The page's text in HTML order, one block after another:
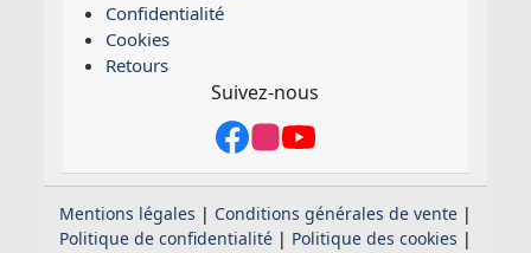
Confidentialité
Cookies
Retours
Suivez-nous
Mentions légales | Conditions générales de vente|
Politique de confidentialité| Politique des cookies |